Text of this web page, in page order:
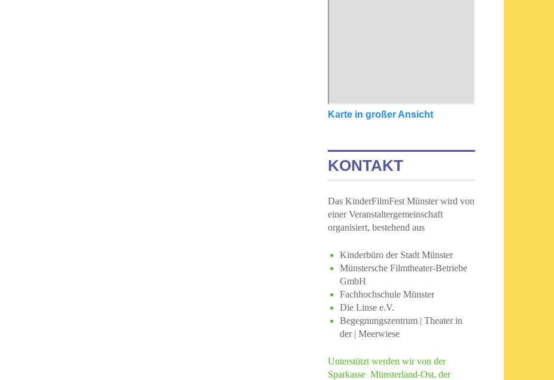
Karte in großer Ansicht
KONTAKT
Das KinderFilmFest Münster wird von
einer Veranstaltergemeinschaft
organisiert, bestehend aus
Kinderbüro der Stadt Münster
Münstersche Filmtheater-Betriebe
GmbH
Fachhochschule Münster
Die Linse e.V.
Begegnungszentrum | Theater in
der | Meerwiese
Unterstützt werden wir von der
Sparkasse Münsterland-Ost, der